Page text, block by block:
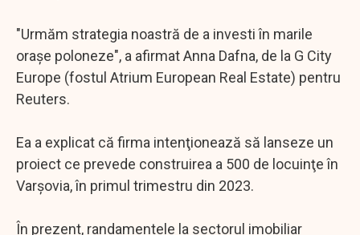
"Urmăm strategia noastră de a investi în marile
oraşe poloneze", a afirmat Anna Dafna, de la G City
Europe (fostul Atrium European Real Estate) pentru
Reuters.
Ea a explicat că firma intenţionează să lanseze un
proiect ce prevede construirea a 500 de locuinţe în
Varşovia, în primul trimestru din 2023.
În prezent, randamentele la sectorul imobiliar